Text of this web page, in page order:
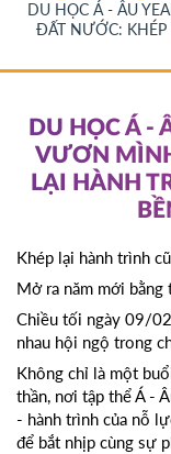
DU HỌC Á - ÂU
ĐẤT NƯỚC:
DU HỌC Á -
VƯƠN
LẠI HÀNH
Khép lại hành trình
Mở ra năm mới bằng
Chiều tối ngày 09/
nhau hội ngộ trong
Không chỉ là một
thần, nơi tập thể Á -
- hành trình của nỗ
để bắt nhịp cùng sự